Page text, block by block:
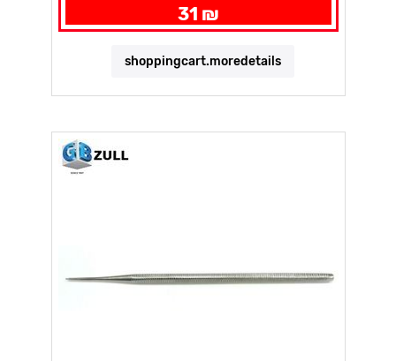
31 ₪
shoppingcart.moredetails